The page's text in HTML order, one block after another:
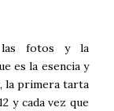
las fotos y la
es la esencia y
la primera tarta
y cada vez que